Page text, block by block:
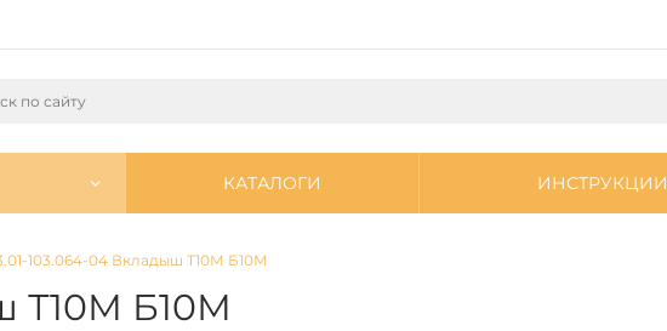
КАТАЛОГИ ИНСТРУКЦИИ
103.064-04 Вкладыш Т10М Б10М
Т10М Б10М